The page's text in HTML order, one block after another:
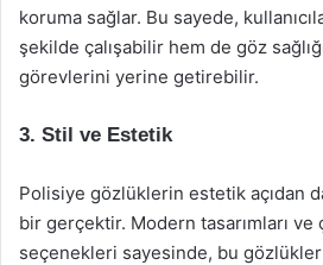
koruma sağlar. Bu sayede,
şekilde çalışabilir hem de göz
görevlerini yerine getirebilir.
3. Stil ve Estetik
Polisiye gözlüklerin estetik açıdan
bir gerçektir. Modern tasarımları
seçenekleri sayesinde, bu gözlükler